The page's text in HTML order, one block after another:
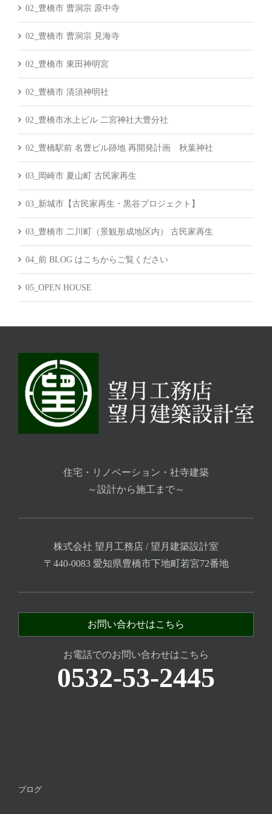
02_豊橋市 曹洞宗 原中寺
02_豊橋市 曹洞宗 見海寺
02_豊橋市 東田神明宮
02_豊橋市 清須神明社
02_豊橋市水上ビル 二宮神社大豊分社
02_豊橋駅前 名豊ビル跡地 再開発計画 秋葉神社
03_岡崎市 夏山町 古民家再生
03_新城市【古民家再生・黒谷プロジェクト】
03_豊橋市 二川町（景観形成地区内） 古民家再生
04_前 BLOG はこちからご覧ください
05_OPEN HOUSE
住宅・リノベーション・社寺建築
～設計から施工まで～
株式会社 望月工務店 / 望月建築設計室
〒440-0083 愛知県豊橋市下地町若宮72番地
お問い合わせはこちら
お電話でのお問い合わせはこちら
0532-53-2445
ブログ